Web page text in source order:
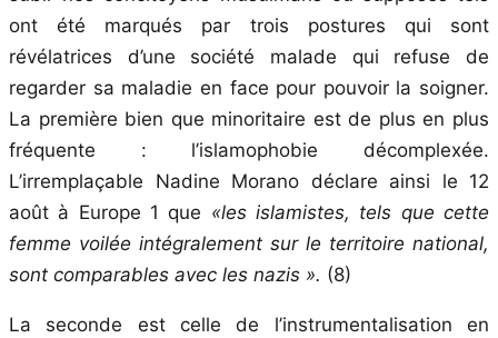
ont été marqués par trois postures qui sont
révélatrices d’une société malade qui refuse de
regarder sa maladie en face pour pouvoir la soigner.
La première bien que minoritaire est de plus en plus
fréquente : l’islamophobie décomplexée.
L’irremplaçable Nadine Morano déclare ainsi le 12
août à Europe 1 que «les islamistes, tels que cette
femme voilée intégralement sur le territoire national,
sont comparables avec les nazis ». (8)
La seconde est celle de l’instrumentalisation en